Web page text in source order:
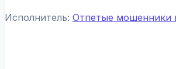
Исполнитель: Отпетые мошенники